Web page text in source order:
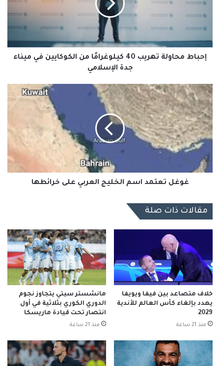
كيلوغرامًا
من
جدة
إحباط محاولة تهريب 40 كيلوغرامًا من الكوكايين في ميناء
جدة الإسلامي
غوغل
تعتمد
اسم
الخليج
العربي
على
خرائطها
غوغل تعتمد اسم الخليج العربي على خرائطها
مقالات ذات صلة
خلاف متصاعد بين فيفا ويويفا
يهدد بإلغاء كأس العالم للأندية
2029
منذ 21 ساعة
مانشستر سيتي يتجاوز نجوم
الدوري الكوري بثلاثية في أول
انتصار تحت قيادة ماريسكا
منذ 21 ساعة